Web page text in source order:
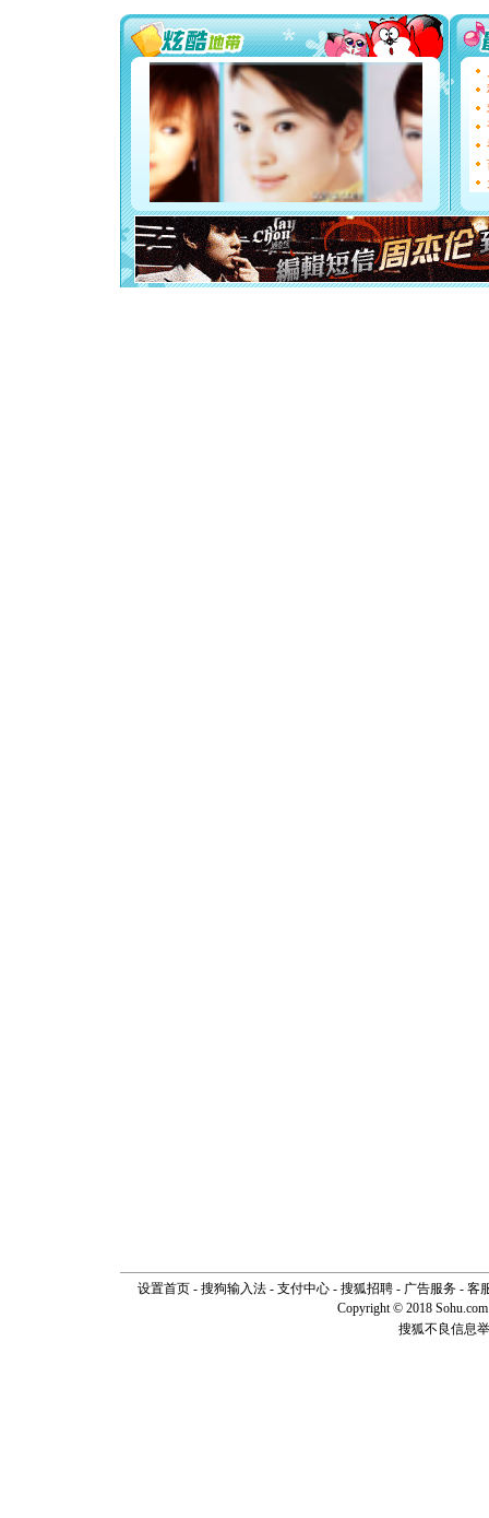
要平安！
[圣诞节]
能正大
天都要快
[圣诞节]
如意,快
[元旦]
看
断电。
你是我
[元旦] 如
起；二是
离。水晶
[元旦]当
泣，这痛
卖了。水
设置首页- 搜狗输入法- 支付中心- 搜狐招聘- 广告服务- 客
Copyright © 2018
搜狐不良信息